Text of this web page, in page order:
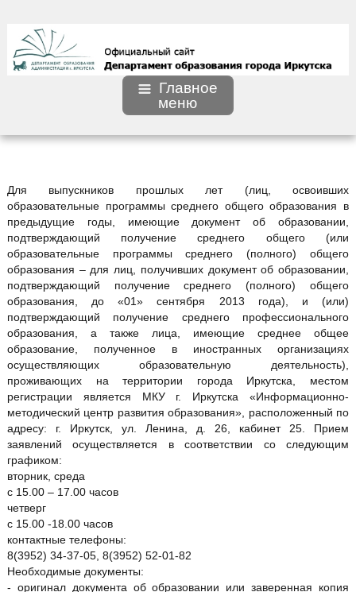
Главное
меню
Для выпускников прошлых лет (лиц, освоивших
образовательные программы среднего общего образования в
предыдущие годы, имеющие документ об образовании,
подтверждающий получение среднего общего (или
образовательные программы среднего (полного) общего
образования – для лиц, получивших документ об образовании,
подтверждающий получение среднего (полного) общего
образования, до «01» сентября 2013 года), и (или)
подтверждающий получение среднего профессионального
образования, а также лица, имеющие среднее общее
образование, полученное в иностранных организациях
осуществляющих образовательную деятельность),
проживающих на территории города Иркутска, местом
регистрации является МКУ г. Иркутска «Информационно-
методический центр развития образования», расположенный по
адресу: г. Иркутск, ул. Ленина, д. 26, кабинет 25. Прием
заявлений осуществляется в соответствии со следующим
графиком:
вторник, среда
с 15.00 – 17.00 часов
четверг
с 15.00 -18.00 часов
контактные телефоны:
8(3952) 34-37-05, 8(3952) 52-01-82
Необходимые документы:
- оригинал документа об образовании или заверенная копия